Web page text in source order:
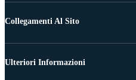
Collegamenti Al Sito
Ulteriori Informazioni